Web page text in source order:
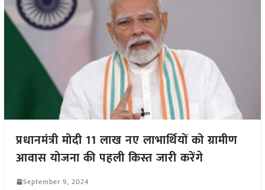
प्रधानमंत्री मोदी 11 लाख नए लाभार्थियों को ग्रामीण
आवास योजना की पहली किस्त जारी करेंगे
September 9, 2024